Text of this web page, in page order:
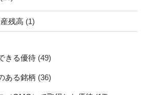
残高 (1)
きる優待 (49)
ある銘柄 (36)